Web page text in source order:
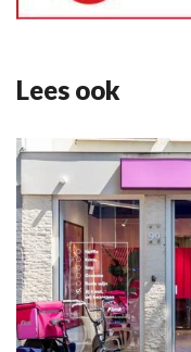
Lees ook